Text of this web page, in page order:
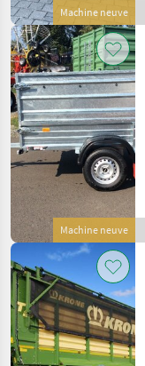
Machine neuve
Machine neuve